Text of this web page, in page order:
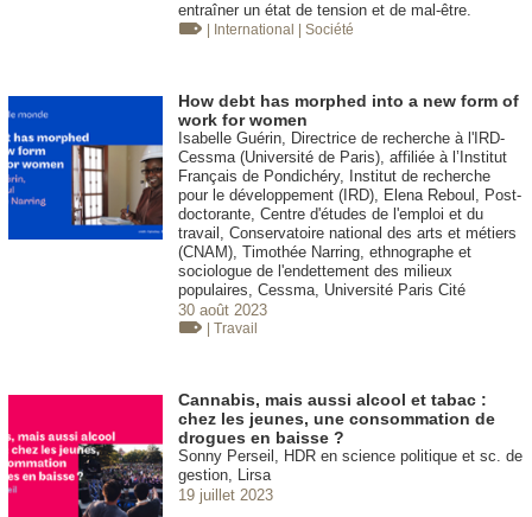
entraîner un état de tension et de mal-être.
| International | Société
How debt has morphed into a new form of
work for women
Isabelle Guérin, Directrice de recherche à l'IRD-
Cessma (Université de Paris), affiliée à l’Institut
Français de Pondichéry, Institut de recherche
pour le développement (IRD), Elena Reboul, Post-
doctorante, Centre d'études de l'emploi et du
travail, Conservatoire national des arts et métiers
(CNAM), Timothée Narring, ethnographe et
sociologue de l'endettement des milieux
populaires, Cessma, Université Paris Cité
30 août 2023
| Travail
Cannabis, mais aussi alcool et tabac :
chez les jeunes, une consommation de
drogues en baisse ?
Sonny Perseil, HDR en science politique et sc. de
gestion, Lirsa
19 juillet 2023